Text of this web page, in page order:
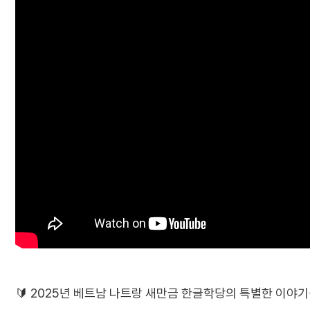
🔰 2025년 베트남 나트랑 새만금 한글학당의 특별한 이야